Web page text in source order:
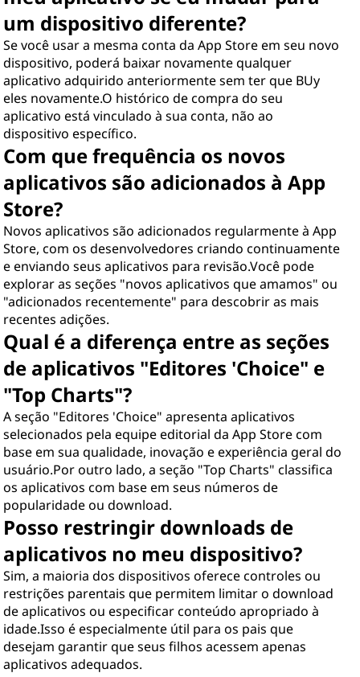
um dispositivo diferente?
Se você usar a mesma conta da App Store em seu novo
dispositivo, poderá baixar novamente qualquer
aplicativo adquirido anteriormente sem ter que BUy
eles novamente.O histórico de compra do seu
aplicativo está vinculado à sua conta, não ao
dispositivo específico.
Com que frequência os novos
aplicativos são adicionados à App
Store?
Novos aplicativos são adicionados regularmente à App
Store, com os desenvolvedores criando continuamente
e enviando seus aplicativos para revisão.Você pode
explorar as seções "novos aplicativos que amamos" ou
"adicionados recentemente" para descobrir as mais
recentes adições.
Qual é a diferença entre as seções
de aplicativos "Editores 'Choice" e
"Top Charts"?
A seção "Editores 'Choice" apresenta aplicativos
selecionados pela equipe editorial da App Store com
base em sua qualidade, inovação e experiência geral do
usuário.Por outro lado, a seção "Top Charts" classifica
os aplicativos com base em seus números de
popularidade ou download.
Posso restringir downloads de
aplicativos no meu dispositivo?
Sim, a maioria dos dispositivos oferece controles ou
restrições parentais que permitem limitar o download
de aplicativos ou especificar conteúdo apropriado à
idade.Isso é especialmente útil para os pais que
desejam garantir que seus filhos acessem apenas
aplicativos adequados.